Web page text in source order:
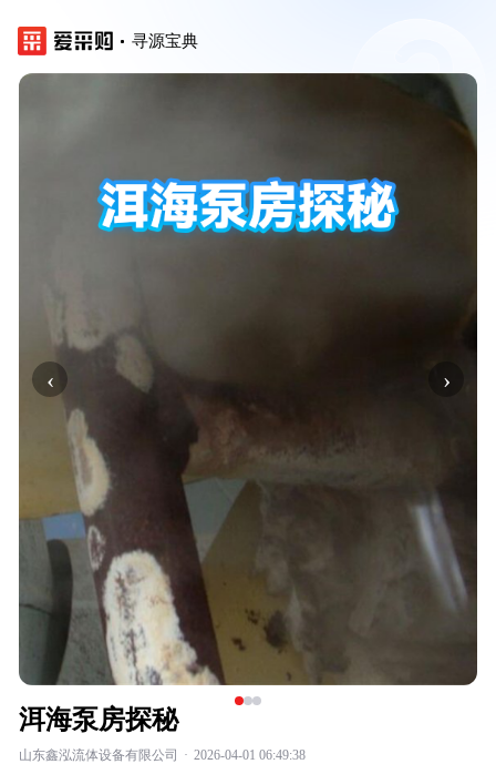
寻源宝典
‹ ›
洱海泵房探秘
山东鑫泓流体设备有限公司 · 2026-04-01 06:49:38